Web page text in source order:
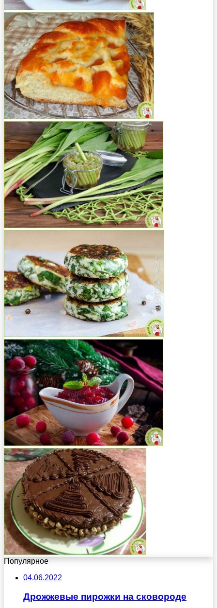
Популярное
04.06.2022
Дрожжевые пирожки на сковороде